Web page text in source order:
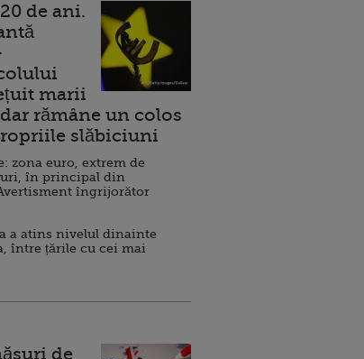
de ani.
marii
rămâne un colos
slăbiciuni
zona euro, extrem de
în principal din
îngrijorător
a atins nivelul dinainte
între țările cu cei mai
de